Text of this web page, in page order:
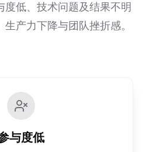
度低、技术问题及结果不明
产力下降与团队挫折感。
与度低